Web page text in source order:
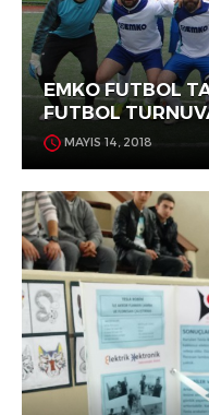
EMKO FUTBOL
FUTBOL
MAYIS 14, 2018